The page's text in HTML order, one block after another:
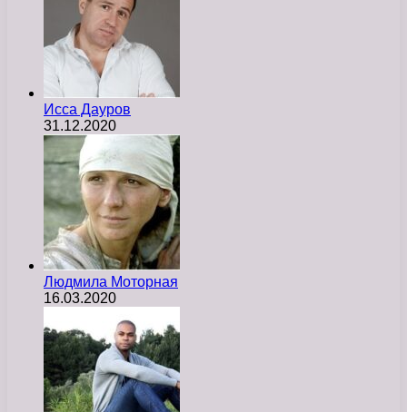
Исса Дауров
31.12.2020
Людмила Моторная
16.03.2020